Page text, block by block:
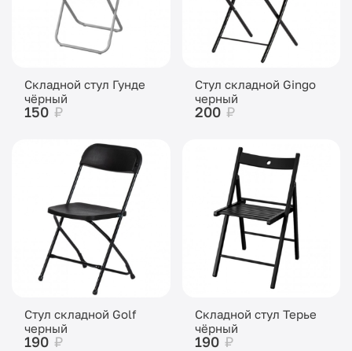
Складной стул Гунде
чёрный
150 ₽
Стул складной Gingo
черный
200 ₽
Стул складной Golf
черный
190 ₽
Складной стул Терье
чёрный
190 ₽